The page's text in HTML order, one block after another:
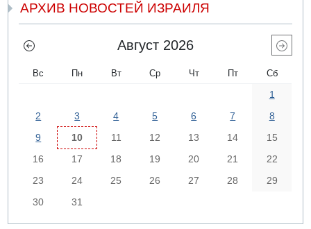
АРХИВ НОВОСТЕЙ ИЗРАИЛЯ
Август 2026
Вс Пн Вт Ср Чт Пт Сб
1
2
3 4 5 6 7
8
9
10 11 12 13 14
15
16
17 18 19 20 21
22
23
24 25 26 27 28
29
30
31